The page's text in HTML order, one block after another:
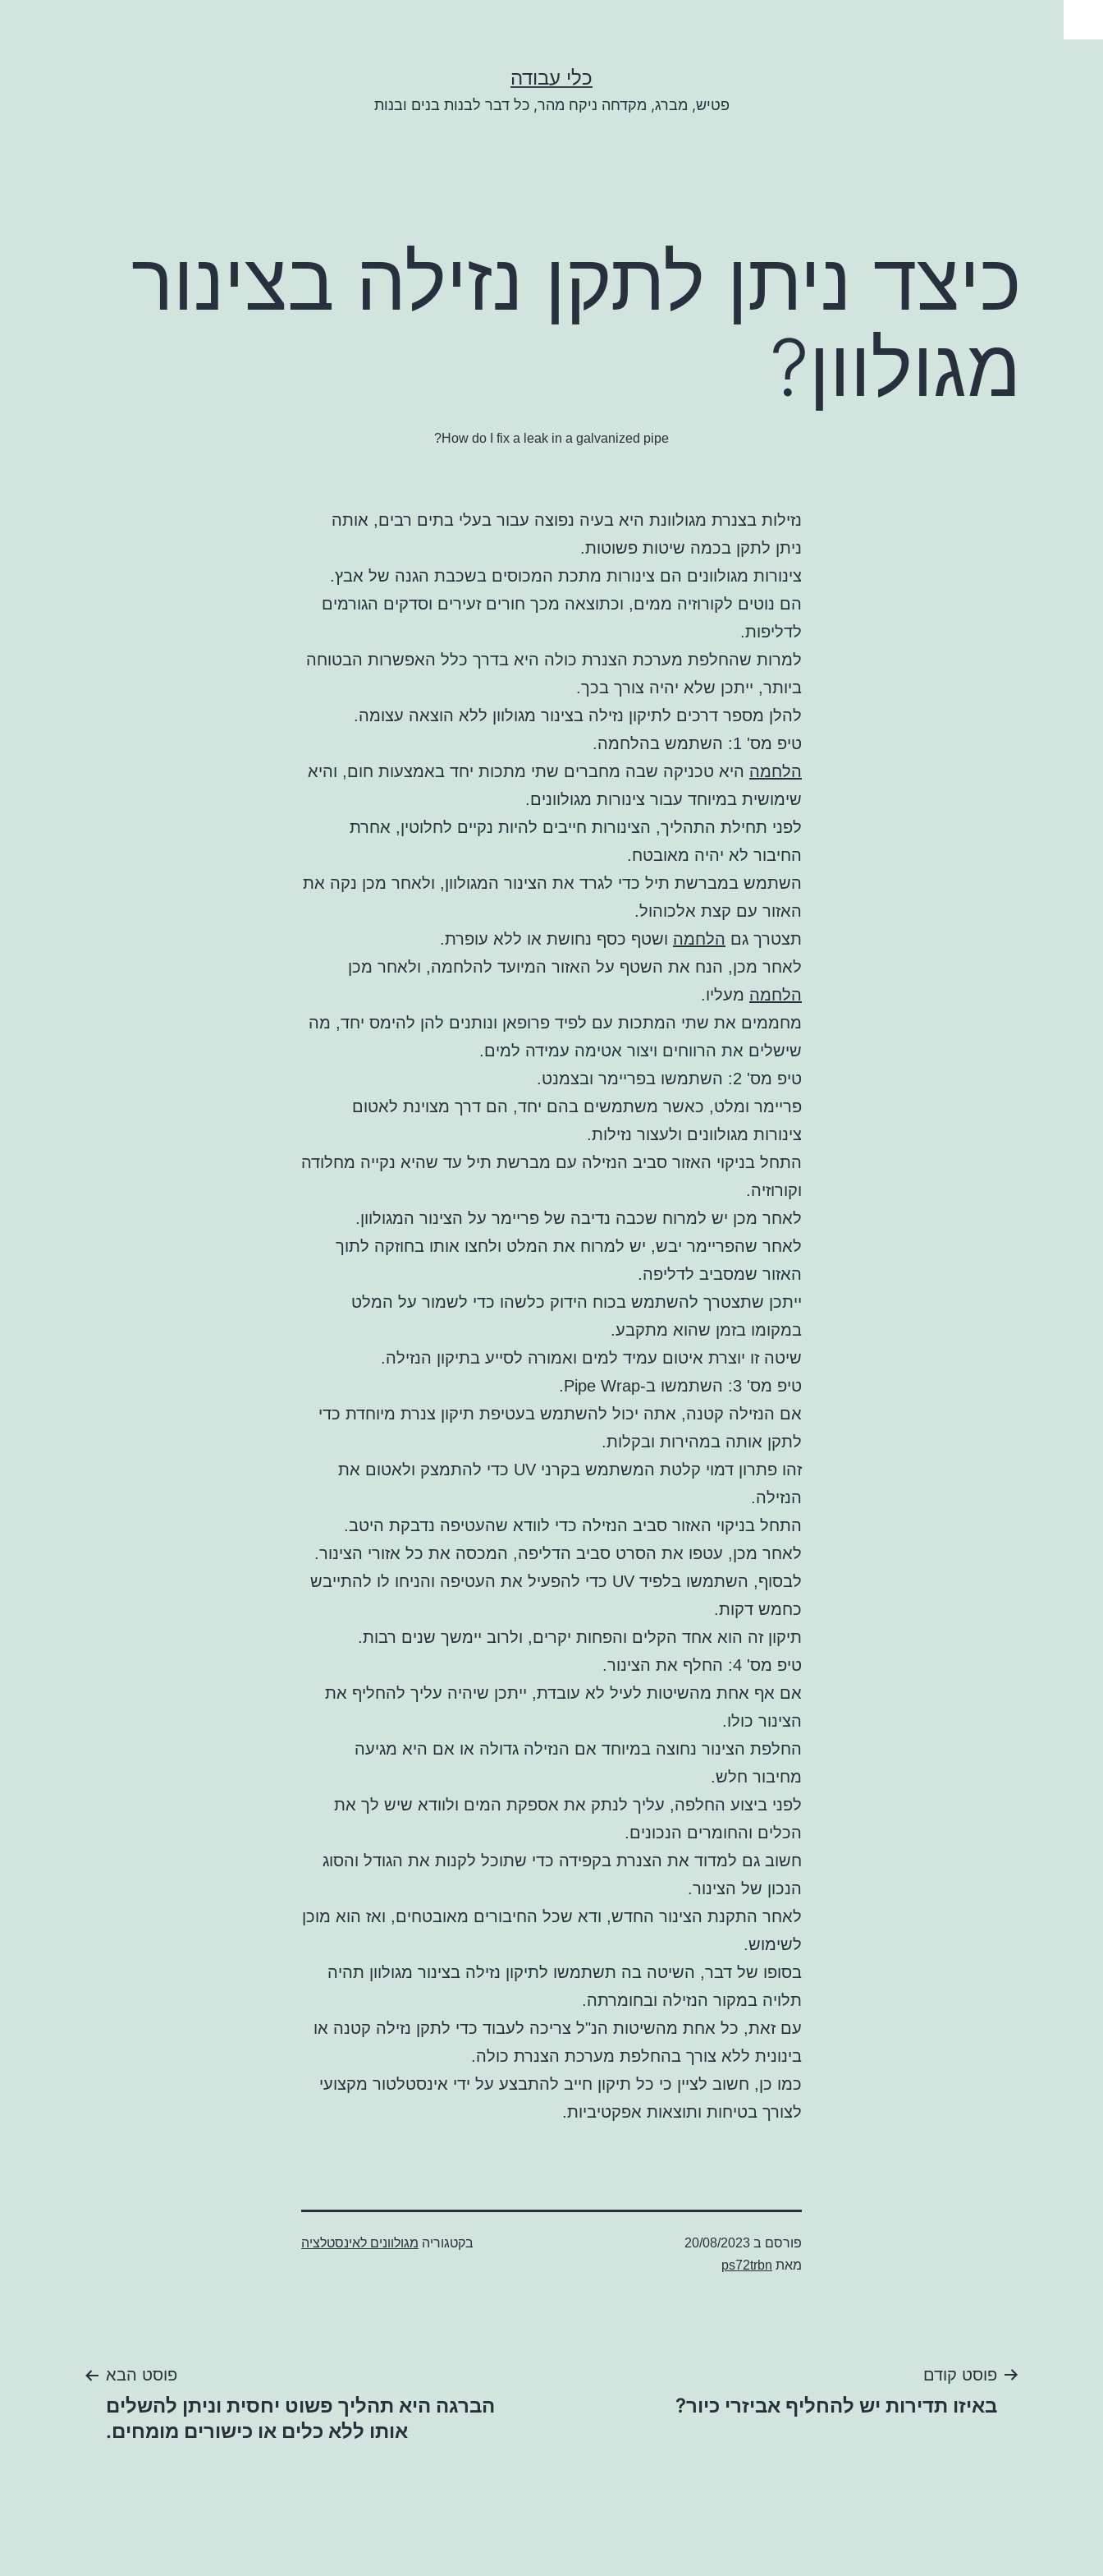
לתוכן
כלי עבודה
פטיש, מברג, מקדחה ניקח מהר, כל דבר לבנות בנים ובנות
כיצד ניתן לתקן נזילה בצינור
מגולוון?
How do I fix a leak in a galvanized pipe?
נזילות בצנרת מגולוונת היא בעיה נפוצה עבור בעלי בתים רבים, אותה
ניתן לתקן בכמה שיטות פשוטות.
צינורות מגולוונים הם צינורות מתכת המכוסים בשכבת הגנה של אבץ.
הם נוטים לקורוזיה ממים, וכתוצאה מכך חורים זעירים וסדקים הגורמים
לדליפות.
למרות שהחלפת מערכת הצנרת כולה היא בדרך כלל האפשרות הבטוחה
ביותר, ייתכן שלא יהיה צורך בכך.
להלן מספר דרכים לתיקון נזילה בצינור מגולוון ללא הוצאה עצומה.
טיפ מס' 1: השתמש בהלחמה.
הלחמה היא טכניקה שבה מחברים שתי מתכות יחד באמצעות חום, והיא
שימושית במיוחד עבור צינורות מגולוונים.
לפני תחילת התהליך, הצינורות חייבים להיות נקיים לחלוטין, אחרת
החיבור לא יהיה מאובטח.
השתמש במברשת תיל כדי לגרד את הצינור המגולוון, ולאחר מכן נקה את
האזור עם קצת אלכוהול.
תצטרך גם הלחמה ושטף כסף נחושת או ללא עופרת.
לאחר מכן, הנח את השטף על האזור המיועד להלחמה, ולאחר מכן
הלחמה מעליו.
מחממים את שתי המתכות עם לפיד פרופאן ונותנים להן להימס יחד, מה
שישלים את הרווחים ויצור אטימה עמידה למים.
טיפ מס' 2: השתמשו בפריימר ובצמנט.
פריימר ומלט, כאשר משתמשים בהם יחד, הם דרך מצוינת לאטום
צינורות מגולוונים ולעצור נזילות.
התחל בניקוי האזור סביב הנזילה עם מברשת תיל עד שהיא נקייה מחלודה
וקורוזיה.
לאחר מכן יש למרוח שכבה נדיבה של פריימר על הצינור המגולוון.
לאחר שהפריימר יבש, יש למרוח את המלט ולחצו אותו בחוזקה לתוך
האזור שמסביב לדליפה.
ייתכן שתצטרך להשתמש בכוח הידוק כלשהו כדי לשמור על המלט
במקומו בזמן שהוא מתקבע.
שיטה זו יוצרת איטום עמיד למים ואמורה לסייע בתיקון הנזילה.
טיפ מס' 3: השתמשו ב-Pipe Wrap.
אם הנזילה קטנה, אתה יכול להשתמש בעטיפת תיקון צנרת מיוחדת כדי
לתקן אותה במהירות ובקלות.
זהו פתרון דמוי קלטת המשתמש בקרני UV כדי להתמצק ולאטום את
הנזילה.
התחל בניקוי האזור סביב הנזילה כדי לוודא שהעטיפה נדבקת היטב.
לאחר מכן, עטפו את הסרט סביב הדליפה, המכסה את כל אזורי הצינור.
לבסוף, השתמשו בלפיד UV כדי להפעיל את העטיפה והניחו לו להתייבש
כחמש דקות.
תיקון זה הוא אחד הקלים והפחות יקרים, ולרוב יימשך שנים רבות.
טיפ מס' 4: החלף את הצינור.
אם אף אחת מהשיטות לעיל לא עובדת, ייתכן שיהיה עליך להחליף את
הצינור כולו.
החלפת הצינור נחוצה במיוחד אם הנזילה גדולה או אם היא מגיעה
מחיבור חלש.
לפני ביצוע החלפה, עליך לנתק את אספקת המים ולוודא שיש לך את
הכלים והחומרים הנכונים.
חשוב גם למדוד את הצנרת בקפידה כדי שתוכל לקנות את הגודל והסוג
הנכון של הצינור.
לאחר התקנת הצינור החדש, ודא שכל החיבורים מאובטחים, ואז הוא מוכן
לשימוש.
בסופו של דבר, השיטה בה תשתמשו לתיקון נזילה בצינור מגולוון תהיה
תלויה במקור הנזילה ובחומרתה.
עם זאת, כל אחת מהשיטות הנ"ל צריכה לעבוד כדי לתקן נזילה קטנה או
בינונית ללא צורך בהחלפת מערכת הצנרת כולה.
כמו כן, חשוב לציין כי כל תיקון חייב להתבצע על ידי אינסטלטור מקצועי
לצורך בטיחות ותוצאות אפקטיביות.
פורסם ב 20/08/2023
מאת ps72trbn
בקטגוריה מגולוונים לאינסטלציה
ניווט
פוסט קודם
באיזו תדירות יש להחליף אביזרי כיור?
פוסט הבא
הברגה היא תהליך פשוט יחסית וניתן להשלים
אותו ללא כלים או כישורים מומחים.